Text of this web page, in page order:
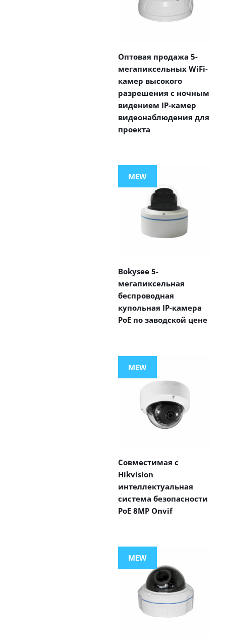
Оптовая продажа 5-
мегапиксельных WiFi-
камер высокого
разрешения с ночным
видением IP-камер
видеонаблюдения для
проекта
MEW
Bokysee 5-
мегапиксельная
беспроводная
купольная IP-камера
PoE по заводской цене
MEW
Совместимая с
Hikvision
интеллектуальная
система безопасности
PoE 8MP Onvif
MEW